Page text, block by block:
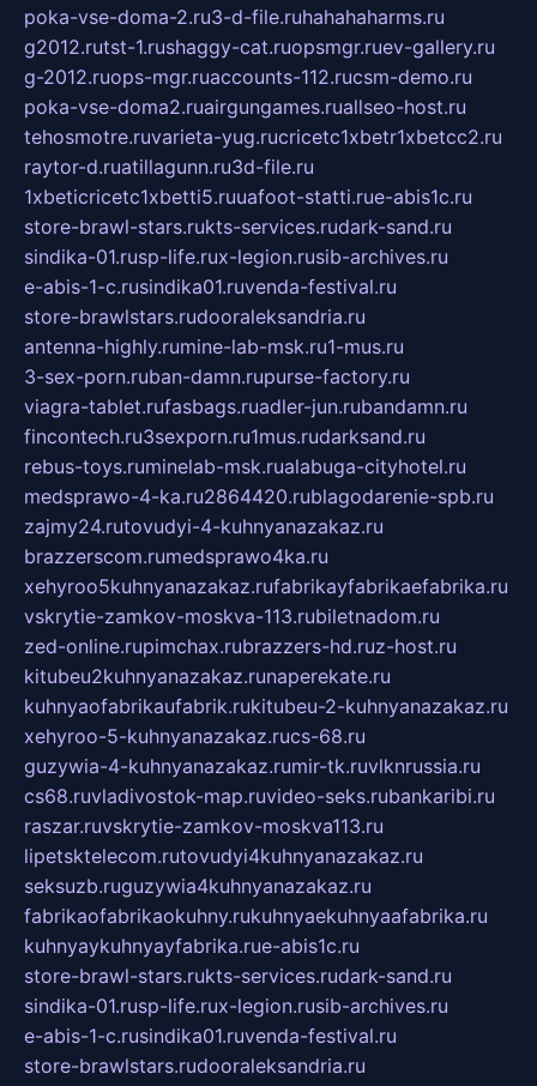
poka-vse-doma-2.ru3-d-file.ruhahahaharms.ru
g2012.rutst-1.rushaggy-cat.ruopsmgr.ruev-gallery.ru
g-2012.ruops-mgr.ruaccounts-112.rucsm-demo.ru
poka-vse-doma2.ruairgungames.ruallseo-host.ru
tehosmotre.ruvarieta-yug.rucricetc1xbetr1xbetcc2.ru
raytor-d.ruatillagunn.ru3d-file.ru
1xbeticricetc1xbetti5.ruuafoot-statti.rue-abis1c.ru
store-brawl-stars.rukts-services.rudark-sand.ru
sindika-01.rusp-life.rux-legion.rusib-archives.ru
e-abis-1-c.rusindika01.ruvenda-festival.ru
store-brawlstars.rudooraleksandria.ru
antenna-highly.rumine-lab-msk.ru1-mus.ru
3-sex-porn.ruban-damn.rupurse-factory.ru
viagra-tablet.rufasbags.ruadler-jun.rubandamn.ru
fincontech.ru3sexporn.ru1mus.rudarksand.ru
rebus-toys.ruminelab-msk.rualabuga-cityhotel.ru
medsprawo-4-ka.ru2864420.rublagodarenie-spb.ru
zajmy24.rutovudyi-4-kuhnyanazakaz.ru
brazzerscom.rumedsprawo4ka.ru
xehyroo5kuhnyanazakaz.rufabrikayfabrikaefabrika.ru
vskrytie-zamkov-moskva-113.rubiletnadom.ru
zed-online.rupimchax.rubrazzers-hd.ruz-host.ru
kitubeu2kuhnyanazakaz.runaperekate.ru
kuhnyaofabrikaufabrik.rukitubeu-2-kuhnyanazakaz.ru
xehyroo-5-kuhnyanazakaz.rucs-68.ru
guzywia-4-kuhnyanazakaz.rumir-tk.ruvlknrussia.ru
cs68.ruvladivostok-map.ruvideo-seks.rubankaribi.ru
raszar.ruvskrytie-zamkov-moskva113.ru
lipetsktelecom.rutovudyi4kuhnyanazakaz.ru
seksuzb.ruguzywia4kuhnyanazakaz.ru
fabrikaofabrikaokuhny.rukuhnyaekuhnyaafabrika.ru
kuhnyaykuhnyayfabrika.rue-abis1c.ru
store-brawl-stars.rukts-services.rudark-sand.ru
sindika-01.rusp-life.rux-legion.rusib-archives.ru
e-abis-1-c.rusindika01.ruvenda-festival.ru
store-brawlstars.rudooraleksandria.ru